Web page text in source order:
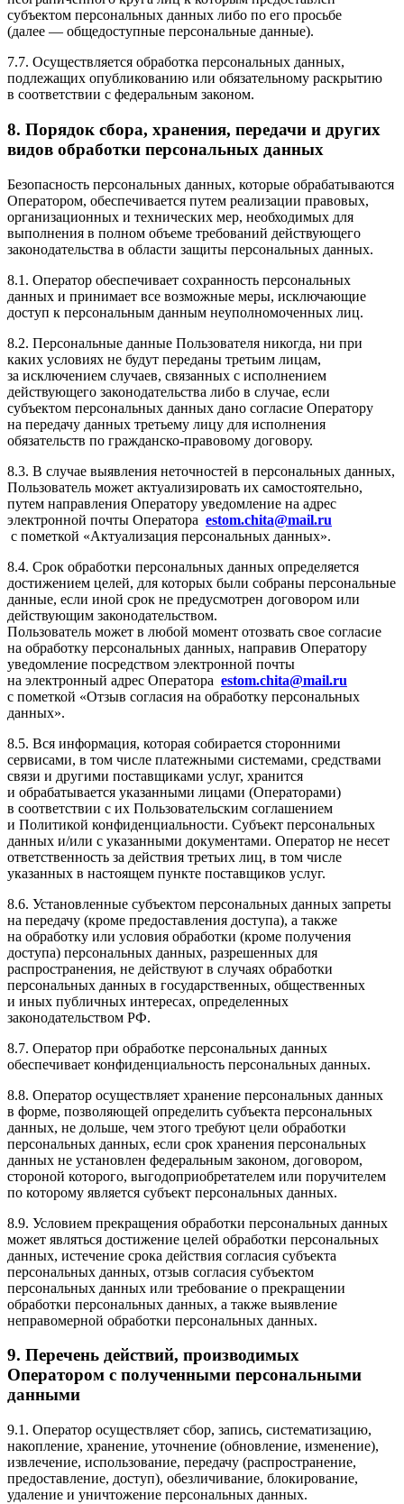
субъектом персональных данных либо по его просьбе
(далее — общедоступные персональные данные).
7.7. Осуществляется обработка персональных данных,
подлежащих опубликованию или обязательному раскрытию
в соответствии с федеральным законом.
8. Порядок сбора, хранения, передачи и других
видов обработки персональных данных
Безопасность персональных данных, которые обрабатываются
Оператором, обеспечивается путем реализации правовых,
организационных и технических мер, необходимых для
выполнения в полном объеме требований действующего
законодательства в области защиты персональных данных.
8.1. Оператор обеспечивает сохранность персональных
данных и принимает все возможные меры, исключающие
доступ к персональным данным неуполномоченных лиц.
8.2. Персональные данные Пользователя никогда, ни при
каких условиях не будут переданы третьим лицам,
за исключением случаев, связанных с исполнением
действующего законодательства либо в случае, если
субъектом персональных данных дано согласие Оператору
на передачу данных третьему лицу для исполнения
обязательств по гражданско-правовому договору.
8.3. В случае выявления неточностей в персональных данных,
Пользователь может актуализировать их самостоятельно,
путем направления Оператору уведомление на адрес
электронной почты Оператора estom.chita@mail.ru
с пометкой «Актуализация персональных данных».
8.4. Срок обработки персональных данных определяется
достижением целей, для которых были собраны персональные
данные, если иной срок не предусмотрен договором или
действующим законодательством.
Пользователь может в любой момент отозвать свое согласие
на обработку персональных данных, направив Оператору
уведомление посредством электронной почты
на электронный адрес Оператора estom.chita@mail.ru
с пометкой «Отзыв согласия на обработку персональных
данных».
8.5. Вся информация, которая собирается сторонними
сервисами, в том числе платежными системами, средствами
связи и другими поставщиками услуг, хранится
и обрабатывается указанными лицами (Операторами)
в соответствии с их Пользовательским соглашением
и Политикой конфиденциальности. Субъект персональных
данных и/или с указанными документами. Оператор не несет
ответственность за действия третьих лиц, в том числе
указанных в настоящем пункте поставщиков услуг.
8.6. Установленные субъектом персональных данных запреты
на передачу (кроме предоставления доступа), а также
на обработку или условия обработки (кроме получения
доступа) персональных данных, разрешенных для
распространения, не действуют в случаях обработки
персональных данных в государственных, общественных
и иных публичных интересах, определенных
законодательством РФ.
8.7. Оператор при обработке персональных данных
обеспечивает конфиденциальность персональных данных.
8.8. Оператор осуществляет хранение персональных данных
в форме, позволяющей определить субъекта персональных
данных, не дольше, чем этого требуют цели обработки
персональных данных, если срок хранения персональных
данных не установлен федеральным законом, договором,
стороной которого, выгодоприобретателем или поручителем
по которому является субъект персональных данных.
8.9. Условием прекращения обработки персональных данных
может являться достижение целей обработки персональных
данных, истечение срока действия согласия субъекта
персональных данных, отзыв согласия субъектом
персональных данных или требование о прекращении
обработки персональных данных, а также выявление
неправомерной обработки персональных данных.
9. Перечень действий, производимых
Оператором с полученными персональными
данными
9.1. Оператор осуществляет сбор, запись, систематизацию,
накопление, хранение, уточнение (обновление, изменение),
извлечение, использование, передачу (распространение,
предоставление, доступ), обезличивание, блокирование,
удаление и уничтожение персональных данных.